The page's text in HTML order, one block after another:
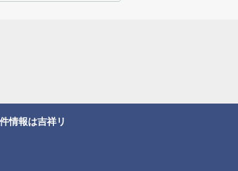
情報は吉祥リ